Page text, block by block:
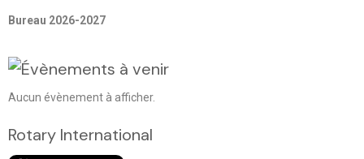
Bureau 2026-2027
Aucun évènement à afficher.
Rotary International